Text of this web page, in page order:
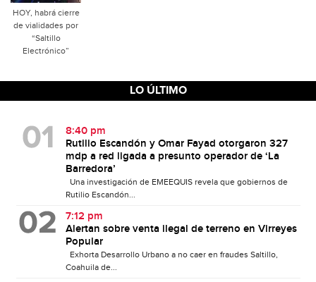
HOY, habrá cierre
de vialidades por
“Saltillo
Electrónico”
LO ÚLTIMO
8:40 pm
Rutilio Escandón y Omar Fayad otorgaron 327
mdp a red ligada a presunto operador de ‘La
Barredora’
Una investigación de EMEEQUIS revela que gobiernos de
Rutilio Escandón...
7:12 pm
Alertan sobre venta ilegal de terreno en Virreyes
Popular
Exhorta Desarrollo Urbano a no caer en fraudes Saltillo,
Coahuila de...